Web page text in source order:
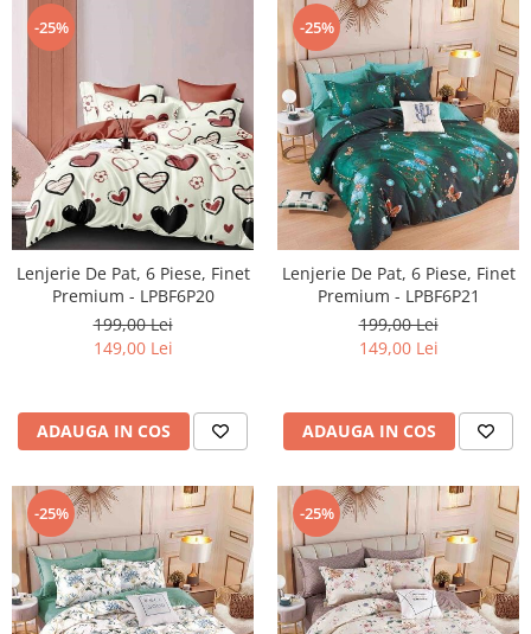
-25%
Lenjerie De Pat, 6 Piese, Finet
Premium - LPBF6P20
199,00 Lei
149,00 Lei
ADAUGA IN COS
-25%
Lenjerie De Pat, 6 Piese, Finet
Premium - LPBF6P21
199,00 Lei
149,00 Lei
ADAUGA IN COS
-25% -25%